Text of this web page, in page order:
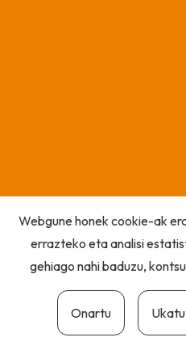
Webgune honek cookie-ak
errazteko eta analisi
gehiago nahi baduzu,
Onartu Ukatu